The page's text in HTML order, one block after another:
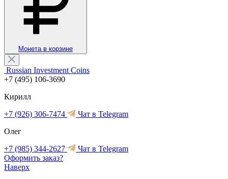
Монета в корзине
Russian Investment Coins
+7 (495) 106-3690
Кирилл
+7 (926) 306-7474
Чат в Telegram
Олег
+7 (985) 344-2627
Чат в Telegram
Оформить заказ?
Наверх